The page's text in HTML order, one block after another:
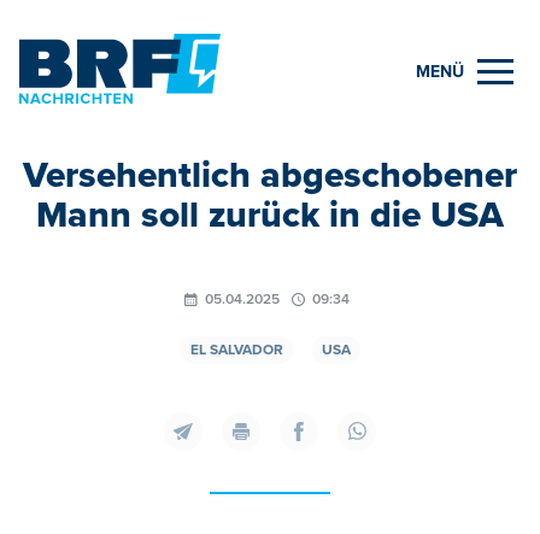
MENÜ
Versehentlich abgeschobener
Mann soll zurück in die USA
05.04.2025 09:34
EL SALVADOR USA